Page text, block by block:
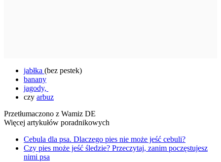
jabłka (bez pestek)
banany
jagody,
czy arbuz
Przetłumaczono z Wamiz DE
Więcej artykułów poradnikowych
Cebula dla psa. Dlaczego pies nie może jeść cebuli?
Czy pies może jeść śledzie? Przeczytaj, zanim poczęstujesz
nimi psa